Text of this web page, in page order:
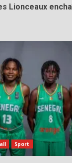
Lionceaux
Sport